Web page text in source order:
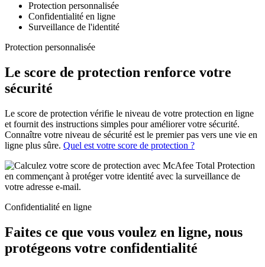
Protection personnalisée
Confidentialité en ligne
Surveillance de l'identité
Protection personnalisée
Le score de protection renforce votre
sécurité
Le score de protection vérifie le niveau de votre protection en ligne
et fournit des instructions simples pour améliorer votre sécurité.
Connaître votre niveau de sécurité est le premier pas vers une vie en
ligne plus sûre. Quel est votre score de protection ?
Confidentialité en ligne
Faites ce que vous voulez en ligne, nous
protégeons votre confidentialité